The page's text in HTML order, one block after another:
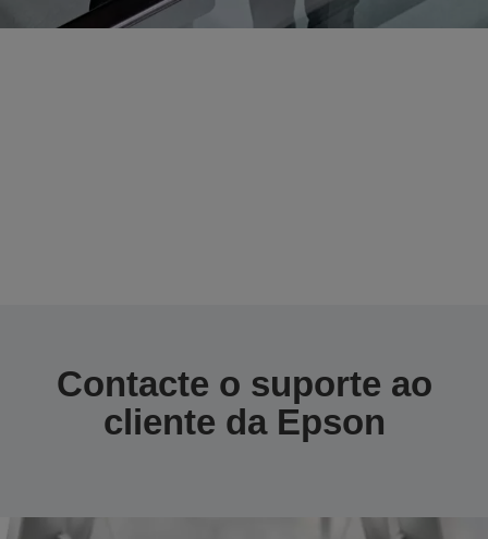
Contacte o suporte ao
cliente da Epson